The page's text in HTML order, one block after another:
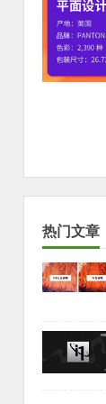
热门文章